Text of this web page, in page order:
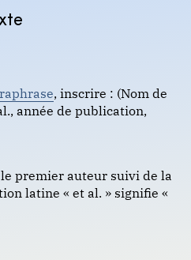
, inscrire : (Nom de
année de publication,
premier auteur suivi de la
latine « et al. » signifie «
de bas de page)
originale d’une œuvre